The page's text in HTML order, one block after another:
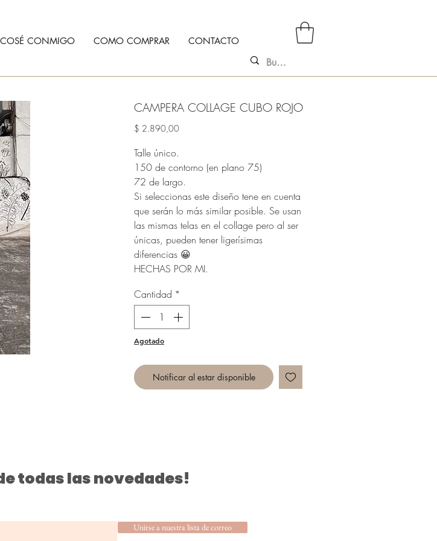
COSÉ CONMIGO COMO COMPRAR CONTACTO
CAMPERA COLLAGE CUBO ROJO
$ 2.890,00Precio
Talle único.
150 de contorno (en plano 75)
72 de largo.
Si seleccionas este diseño tene en cuenta
que serán lo más similar posible. Se usan
las mismas telas en el collage pero al ser
únicas, pueden tener ligerísimas
diferencias 😀
HECHAS POR MI.
Cantidad *
Agotado
Notificar al estar disponible
todas las novedades!
Unirse a nuestra lista de correo